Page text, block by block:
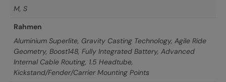
M, S
Rahmen
Aluminium Superlite, Gravity Casting Technology, Agile Ride
Geometry, Boost148, Fully Integrated Battery, Advanced
Internal Cable Routing, 1.5 Headtube,
Kickstand/Fender/Carrier Mounting Points